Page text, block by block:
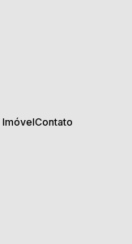
ImóvelContato